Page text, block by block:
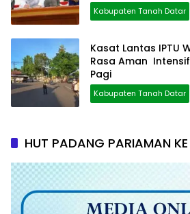
Kabupaten Tanah Datar
Kasat Lantas IPTU
Rasa Aman
Pagi
Kabupaten Tanah Datar
HUT PADANG PARIAMAN KE